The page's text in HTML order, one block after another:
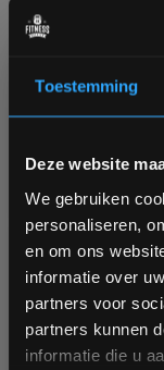
Toestemming
Deze website
We gebruiken
personaliseren,
en om ons
informatie over
partners voor
partners kunnen
informatie die u
Bam!
Schrijf je in
blijven over
interessante